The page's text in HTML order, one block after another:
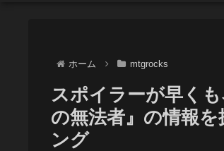
ホーム mtgrocks
スポイラーが早く
の無法者』の情報
ング